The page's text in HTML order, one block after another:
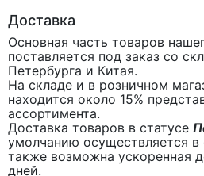
Доставка
Основная часть товаров
поставляется под заказ со
Петербурга и Китая.
На складе и в розничном
находится около 15%
ассортимента.
Доставка товаров в статусе
умолчанию осуществляется в
также возможна ускоренная
дней.